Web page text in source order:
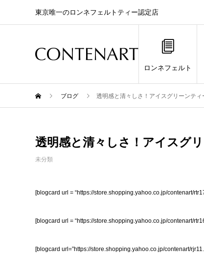
東京唯一のロンネフェルトティー認定店
ロンネフェルト
ブログ 透明感と清々しさ！アイスグリーンテ
透明感と清々しさ！アイスグ
未分類
[blogcard url = “https://store.shopping.yahoo.co.jp/contenart/
[blogcard url = “https://store.shopping.yahoo.co.jp/contenart/
[blogcard url=”https://store.shopping.yahoo.co.jp/contenart/